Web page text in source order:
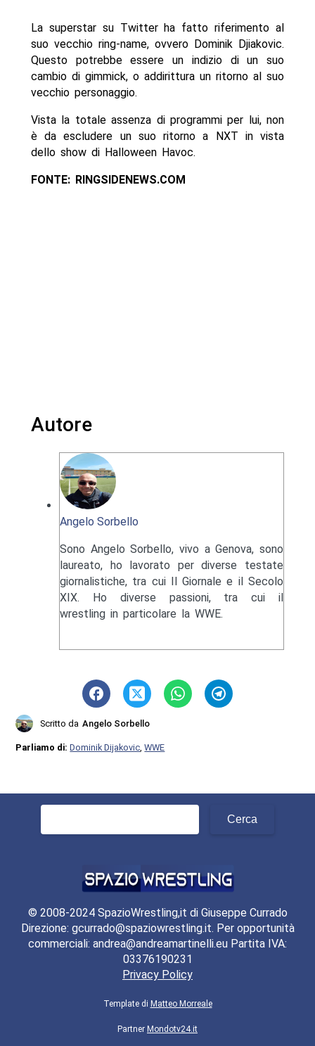
La superstar su Twitter ha fatto riferimento al
suo vecchio ring-name, ovvero Dominik Djiakovic.
Questo potrebbe essere un indizio di un suo
cambio di gimmick, o addirittura un ritorno al suo
vecchio personaggio.
Vista la totale assenza di programmi per lui, non
è da escludere un suo ritorno a NXT in vista
dello show di Halloween Havoc.
FONTE: RINGSIDENEWS.COM
Autore
Angelo Sorbello
Sono Angelo Sorbello, vivo a Genova, sono
laureato, ho lavorato per diverse testate
giornalistiche, tra cui Il Giornale e il Secolo
XIX. Ho diverse passioni, tra cui il
wrestling in particolare la WWE.
Scritto da Angelo Sorbello
Parliamo di:Dominik Dijakovic ,WWE
© 2008-2024 SpazioWrestling,it di Giuseppe Currado
Direzione: gcurrado@spaziowrestling.it. Per opportunità
commerciali: andrea@andreamartinelli.eu Partita IVA:
03376190231
Privacy Policy
Template di Matteo Morreale
Partner Mondotv24.it